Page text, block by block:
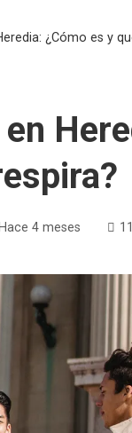
¿Cómo es y
Hace 4 meses